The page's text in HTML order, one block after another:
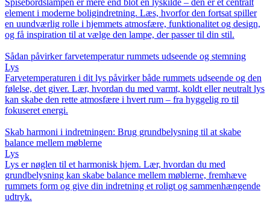
Spisebordslampen er mere end blot en lyskilde – den er et centralt
element i moderne boligindretning. Læs, hvorfor den fortsat spiller
en uundværlig rolle i hjemmets atmosfære, funktionalitet og design,
og få inspiration til at vælge den lampe, der passer til din stil.
Sådan påvirker farvetemperatur rummets udseende og stemning
Lys
Farvetemperaturen i dit lys påvirker både rummets udseende og den
følelse, det giver. Lær, hvordan du med varmt, koldt eller neutralt lys
kan skabe den rette atmosfære i hvert rum – fra hyggelig ro til
fokuseret energi.
Skab harmoni i indretningen: Brug grundbelysning til at skabe
balance mellem møblerne
Lys
Lys er nøglen til et harmonisk hjem. Lær, hvordan du med
grundbelysning kan skabe balance mellem møblerne, fremhæve
rummets form og give din indretning et roligt og sammenhængende
udtryk.